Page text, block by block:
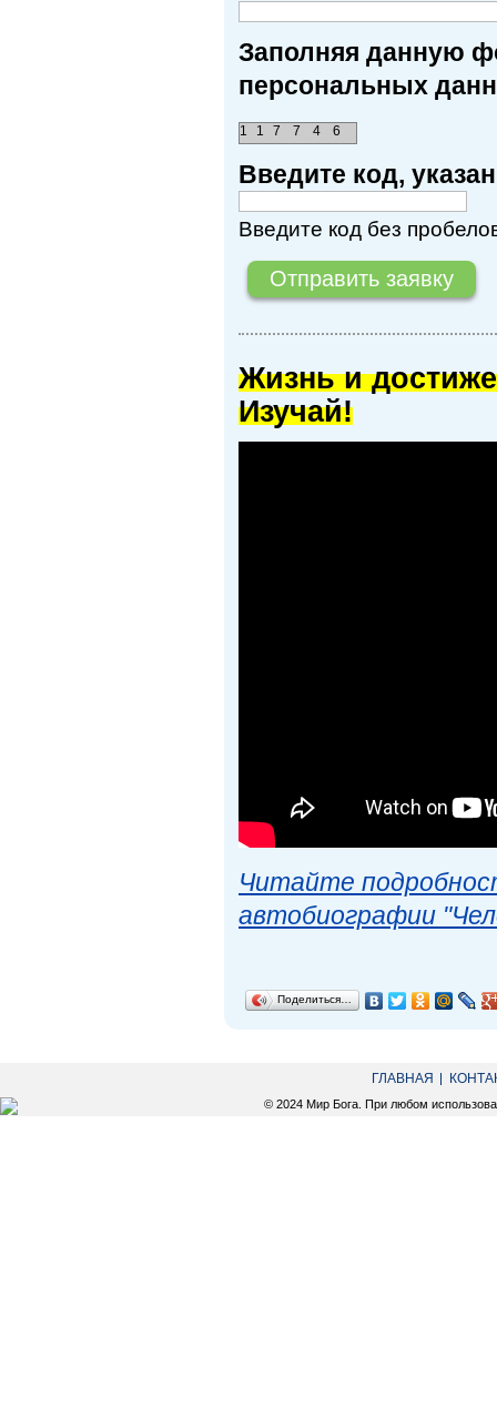
Заполняя данную
персональных
1 1 7 7 4 6
Введите код,
Введите код без
Жизнь и
Изучай!
Читайте
автобиографии
Поделиться…
ГЛАВНАЯ
© 2024 Мир Бога. При любом